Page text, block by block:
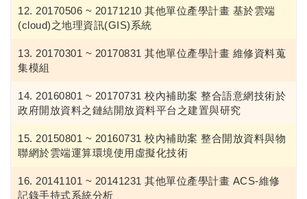
20170506 ~ 20171210 其他單位產學計畫 基於雲端
(cloud)之地理資訊(GIS)系統
20170301 ~ 20170831 其他單位產學計畫 維修資料蒐
集模組
20160801 ~ 20170731 校內補助案 整合語意網技術於
政府開放資料之鏈結開放資料平台之建置與研究
20150801 ~ 20160731 校內補助案 整合開放資料與物
聯網於雲端運算環境使用虛擬化技術
20141101 ~ 20141231 其他單位產學計畫 ACS-維修
記錄手持式系統分析